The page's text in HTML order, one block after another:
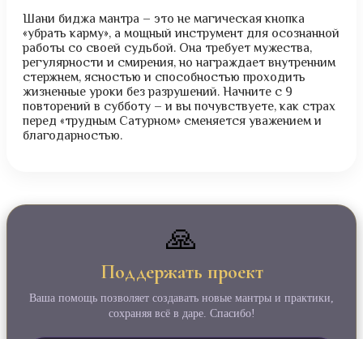
Шани биджа мантра – это не магическая кнопка
«убрать карму», а мощный инструмент для осознанной
работы со своей судьбой. Она требует мужества,
регулярности и смирения, но награждает внутренним
стержнем, ясностью и способностью проходить
жизненные уроки без разрушений. Начните с 9
повторений в субботу – и вы почувствуете, как страх
перед «трудным Сатурном» сменяется уважением и
благодарностью.
🙏
Поддержать проект
Ваша помощь позволяет создавать новые мантры и практики,
сохраняя всё в даре. Спасибо!